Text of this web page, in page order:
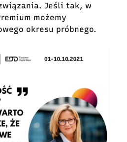
Jeśli tak, w
możemy
okresu próbnego.